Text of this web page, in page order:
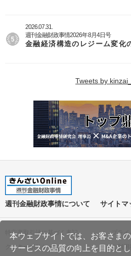
本ウェブサイトでは、お客さま
サービスの品質の向上を目的と
2026.07.31.
週刊金融財政事情2026年8月4日号
金融経済構造のレジーム変化
Tweets by
週刊金融財政事情について サイトマ
特定商取引法に基づく表記
プライ
クッキーポリシー
ご利用